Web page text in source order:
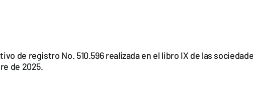
de registro No. 510.596 realizada en el libro IX de las
de 2025.